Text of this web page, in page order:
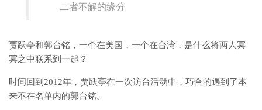
二者不解的缘分
贾跃亭和郭台铭，一个在美国，一个在台湾，是什么将两人冥
冥之中联系到一起？
时间回到2012年，贾跃亭在一次访台活动中，巧合的遇到了本
来不在名单内的郭台铭。